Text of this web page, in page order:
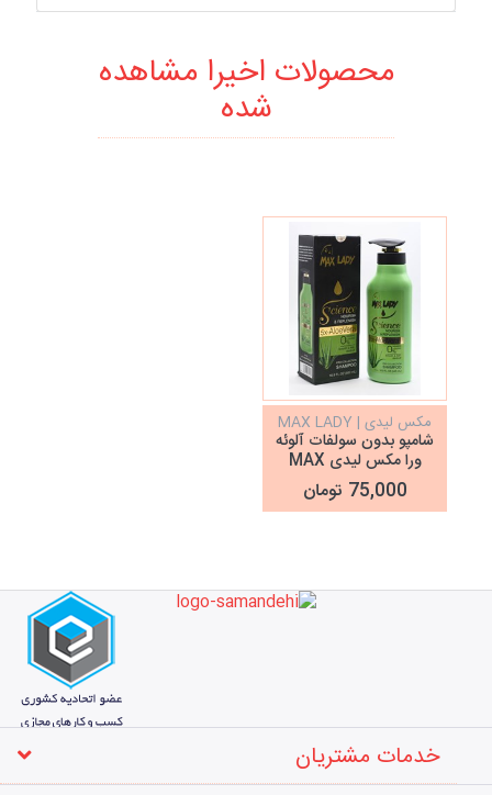
محصولات اخیرا مشاهده
شده
مکس لیدی | MAX LADY
شامپو بدون سولفات آلوئه
ورا مکس لیدی MAX
LADY
75,000 تومان
خدمات مشتریان